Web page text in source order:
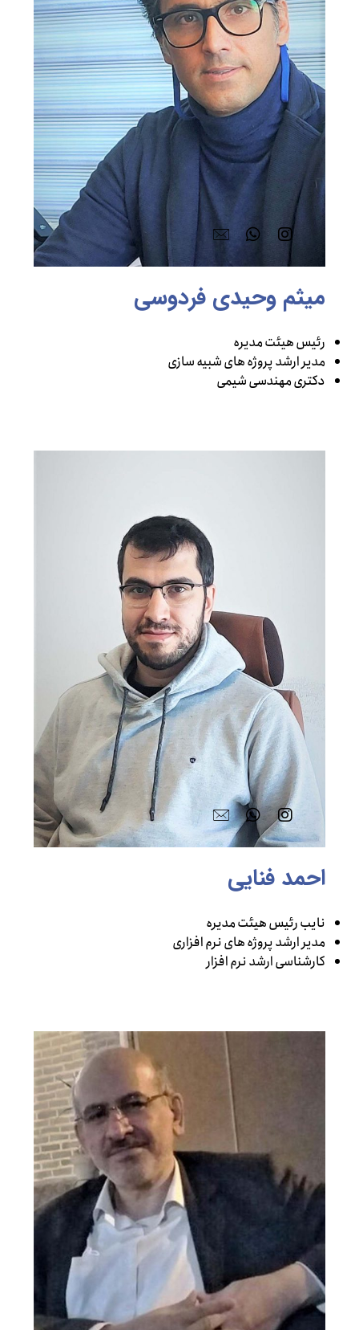
میثم وحیدی فردوسی
رئیس هیئت مدیره
مدیر ارشد پروژه های شبیه سازی
دکتری مهندسی شیمی
احمد فنایی
نایب رئیس هیئت مدیره
مدیر ارشد پروژه های نرم افزاری
کارشناسی ارشد نرم افزار